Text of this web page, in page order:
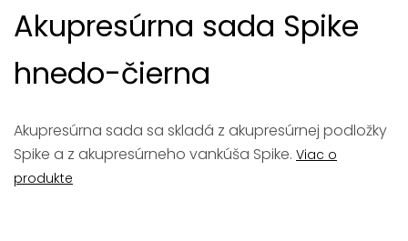
Akupresúrna sada Spike
hnedo-čierna
Akupresúrna sada sa skladá z akupresúrnej podložky
Spike a z akupresúrneho vankúša Spike. Viac o
produkte